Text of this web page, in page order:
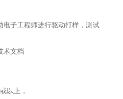
电子工程师进行驱动打样，测试
术文档
以上，